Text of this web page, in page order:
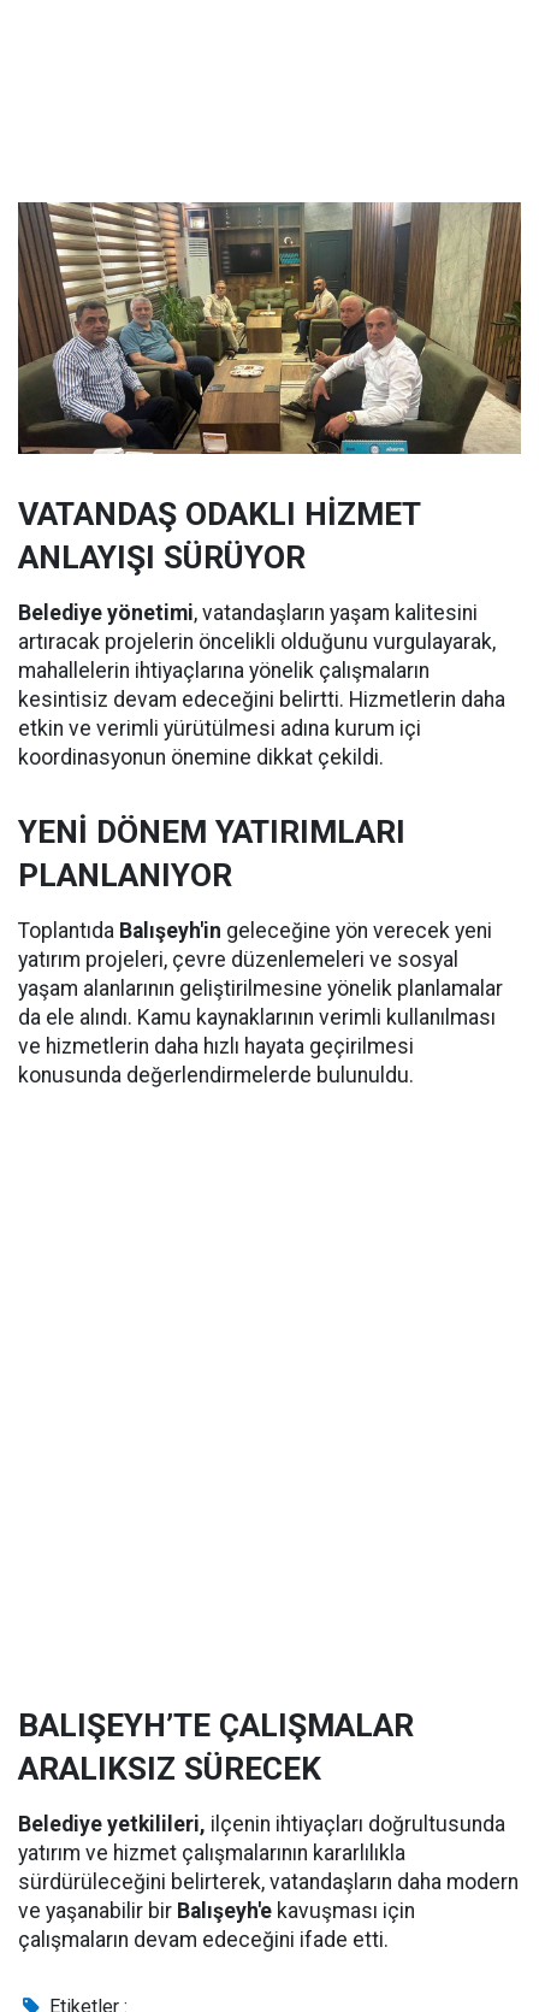
VATANDAŞ ODAKLI HİZMET
ANLAYIŞI SÜRÜYOR
Belediye yönetimi, vatandaşların yaşam kalitesini
artıracak projelerin öncelikli olduğunu vurgulayarak,
mahallelerin ihtiyaçlarına yönelik çalışmaların
kesintisiz devam edeceğini belirtti. Hizmetlerin daha
etkin ve verimli yürütülmesi adına kurum içi
koordinasyonun önemine dikkat çekildi.
YENİ DÖNEM YATIRIMLARI
PLANLANIYOR
Toplantıda Balışeyh'in geleceğine yön verecek yeni
yatırım projeleri, çevre düzenlemeleri ve sosyal
yaşam alanlarının geliştirilmesine yönelik planlamalar
da ele alındı. Kamu kaynaklarının verimli kullanılması
ve hizmetlerin daha hızlı hayata geçirilmesi
konusunda değerlendirmelerde bulunuldu.
BALIŞEYH’TE ÇALIŞMALAR
ARALIKSIZ SÜRECEK
Belediye yetkilileri, ilçenin ihtiyaçları doğrultusunda
yatırım ve hizmet çalışmalarının kararlılıkla
sürdürüleceğini belirterek, vatandaşların daha modern
ve yaşanabilir bir Balışeyh'e kavuşması için
çalışmaların devam edeceğini ifade etti.
Etiketler :